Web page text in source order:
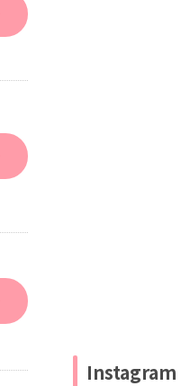
Instagram